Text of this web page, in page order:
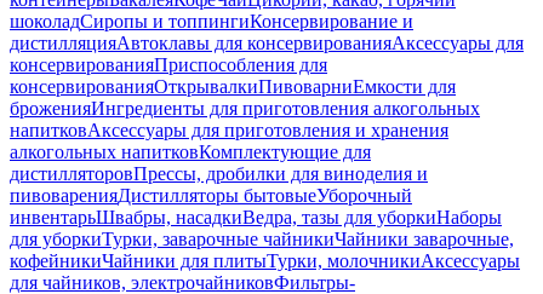
шоколадСиропы и топпингиКонсервирование и
дистилляцияАвтоклавы для консервированияАксессуары для
консервированияПриспособления для
консервированияОткрывалкиПивоварниЕмкости для
броженияИнгредиенты для приготовления алкогольных
напитковАксессуары для приготовления и хранения
алкогольных напитковКомплектующие для
дистилляторовПрессы, дробилки для виноделия и
пивоваренияДистилляторы бытовыеУборочный
инвентарьШвабры, насадкиВедра, тазы для уборкиНаборы
для уборкиТурки, заварочные чайникиЧайники заварочные,
кофейникиЧайники для плитыТурки, молочникиАксессуары
для чайников, электрочайниковФильтры-